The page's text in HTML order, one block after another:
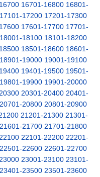
16701-16800 16801-
17101-17200 17201-17300
17601-17700 17701-
18001-18100 18101-18200
18501-18600 18601-
18901-19000 19001-19100
19401-19500 19501-
19801-19900 19901-20000
20301-20400 20401-
20701-20800 20801-20900
21201-21300 21301-
21601-21700 21701-21800
22101-22200 22201-
22501-22600 22601-22700
23001-23100 23101-
23401-23500 23501-23600